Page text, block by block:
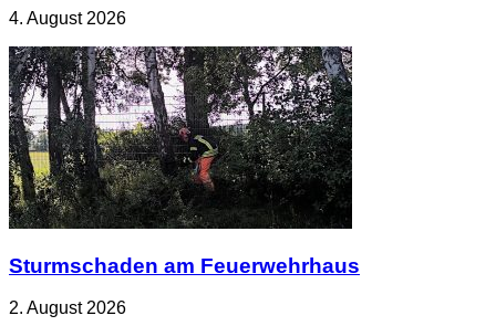
4. August 2026
Sturmschaden am Feuerwehrhaus
2. August 2026